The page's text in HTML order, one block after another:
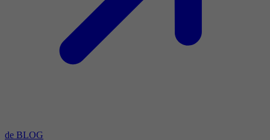
de BLOG